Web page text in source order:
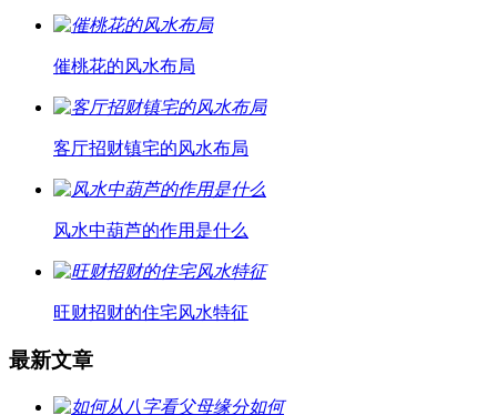
催桃花的风水布局
客厅招财镇宅的风水布局
风水中葫芦的作用是什么
旺财招财的住宅风水特征
最新文章